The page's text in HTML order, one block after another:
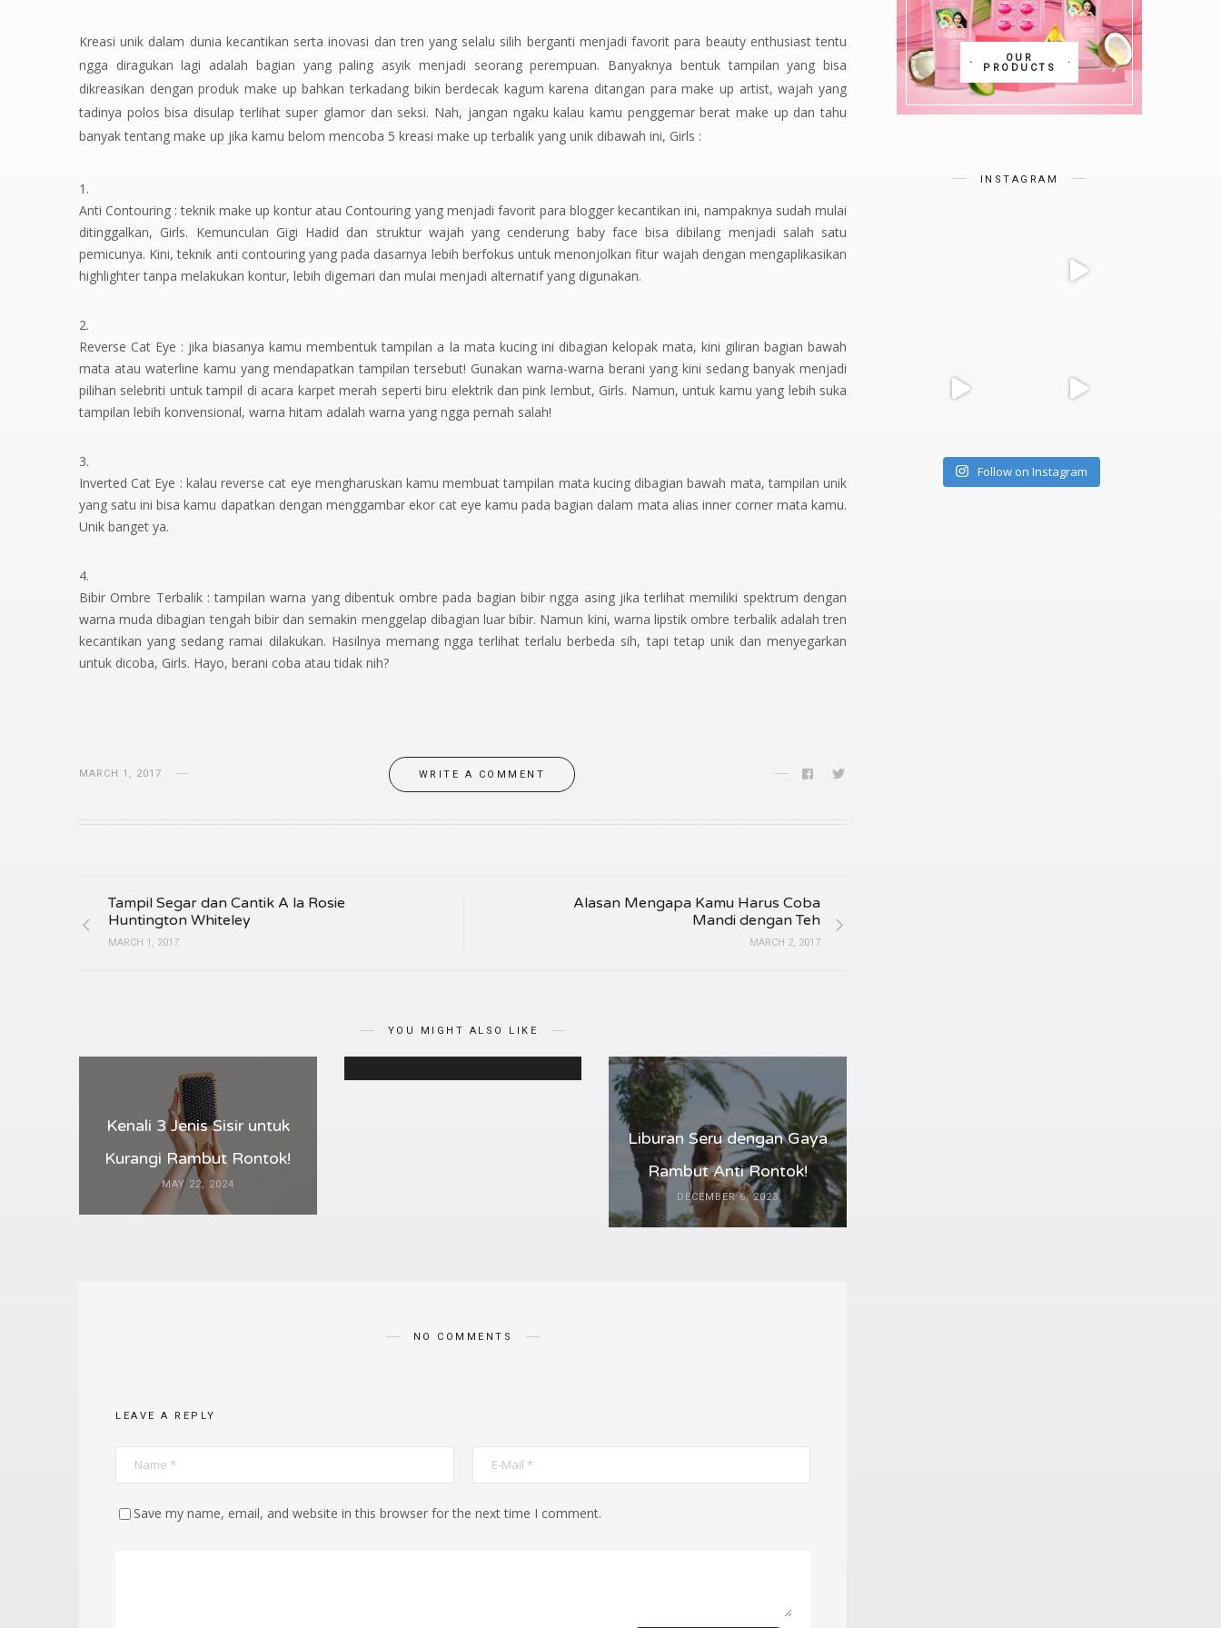
Kreasi unik dalam dunia kecantikan serta inovasi dan tren yang selalu silih berganti menjadi favorit para beauty enthusiasttentu
ngga diragukan lagi adalah bagian yang paling asyik menjadi seorang perempuan. Banyaknya bentuk tampilan yang bisa
dikreasikan dengan produk make up bahkan terkadang bikin berdecak kagum karena ditangan para make up artist,wajah yang
tadinya polos bisa disulap terlihat super glamor dan seksi. Nah, jangan ngaku kalau kamu penggemar berat make up dan tahu
banyak tentang make up jika kamu belom mencoba 5 kreasi make up terbalik yang unik dibawah ini, Girls :
Anti Contouring :teknik make up kontur atau Contouring yang menjadi favorit para blogger kecantikan ini, nampaknya sudah mulai
ditinggalkan, Girls. Kemunculan Gigi Hadid dan struktur wajah yang cenderung baby face bisa dibilang menjadi salah satu
pemicunya. Kini, teknik anti contouringyang pada dasarnya lebih berfokus untuk menonjolkan fitur wajah dengan mengaplikasikan
highlightertanpa melakukan kontur, lebih digemari dan mulai menjadi alternatif yang digunakan.
Reverse Cat Eye : jika biasanya kamu membentuk tampilan a la mata kucing ini dibagian kelopak mata, kini giliran bagian bawah
mata atau waterline kamu yang mendapatkan tampilan tersebut! Gunakan warna-warna berani yang kini sedang banyak menjadi
pilihan selebriti untuk tampil di acara karpet merah seperti biru elektrik dan pink lembut, Girls. Namun, untuk kamu yang lebih suka
tampilan lebih konvensional, warna hitam adalah warna yang ngga pernah salah!
Inverted Cat Eye : kalaureverse cat eye mengharuskan kamu membuat tampilan mata kucing dibagian bawah mata, tampilan unik
yang satu ini bisa kamu dapatkan dengan menggambar ekor cat eyekamu pada bagian dalam mata alias inner corner mata kamu.
Unik banget ya.
Bibir Ombre Terbalik : tampilan warna yang dibentuk ombre pada bagian bibir ngga asing jika terlihat memiliki spektrum dengan
warna muda dibagian tengah bibir dan semakin menggelap dibagian luar bibir. Namun kini, warna lipstik ombre terbalik adalah tren
kecantikan yang sedang ramai dilakukan. Hasilnya memang ngga terlihat terlalu berbeda sih, tapi tetap unik dan menyegarkan
untuk dicoba, Girls. Hayo, berani coba atau tidak nih?
MARCH 1, 2017 WRITE A COMMENT
Tampil Segar dan Cantik A la Rosie
Huntington Whiteley
MARCH 1, 2017
Alasan Mengapa Kamu Harus Coba
Mandi dengan Teh
MARCH 2, 2017
YOU MIGHT ALSO LIKE
Kenali 3 Jenis Sisir untuk
Kurangi Rambut Rontok!
MAY 22, 2024
Mudah untuk Pemula!
Liburan Seru dengan Gaya
Rambut Anti Rontok!
DECEMBER 6, 2023
NO COMMENTS
LEAVE A REPLY
Save my name, email, and website in this browser for the next time I comment.
OUR
PRODUCTS
INSTAGRAM
Follow on Instagram